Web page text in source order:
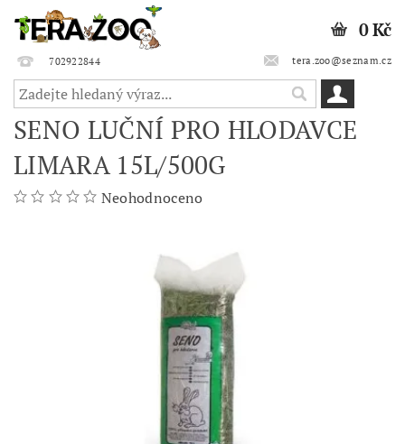
702922844 tera.zoo@seznam.cz
0 Kč
SENO LUČNÍ PRO HLODAVCE
LIMARA 15L/500G
Neohodnoceno